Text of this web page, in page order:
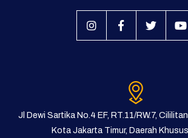
Jl Dewi Sartika No.4 EF, RT.11/RW.7,
Kota Jakarta Timur, Daerah